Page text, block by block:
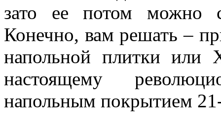
зато ее потом можно
Конечно, вам решать –
напольной плитки или
настоящему
напольным покрытием